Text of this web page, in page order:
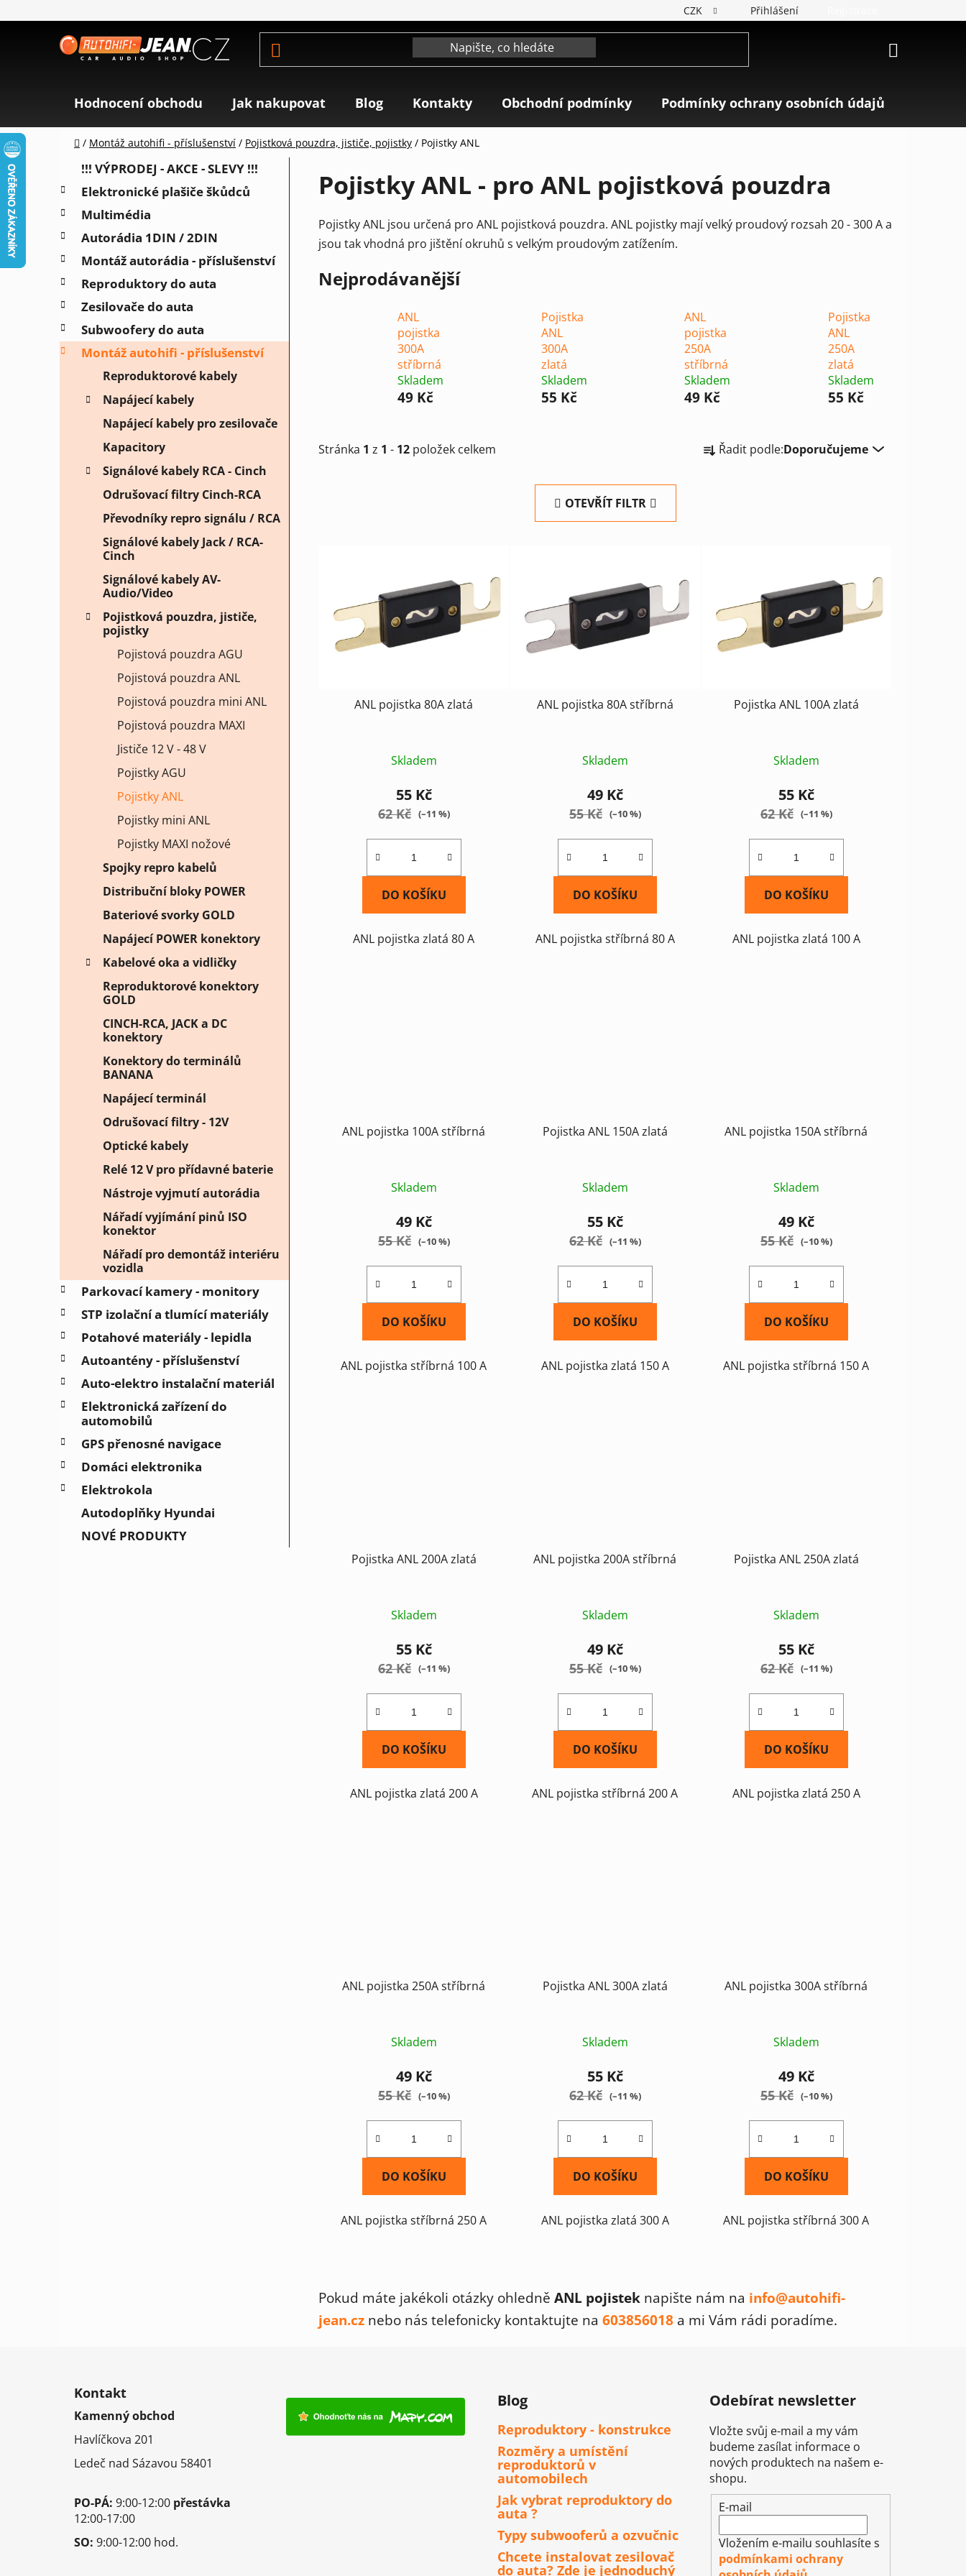
na
CZK Přihlášení
Hodnocení obchodu Jak nakupovat Blog Kontakty Obchodní podmínky Podmínky ochrany osobních údajů
Domů
/ Montáž autohifi - příslušenství / Pojistková pouzdra, jističe, pojistky / Pojistky ANL
o
s
t
r
a
n
n
í
p
a
Přeskočit
t
e
g
o
r
i
e
!!! VÝPRODEJ - AKCE - SLEVY !!!
Elektronické plašiče škůdců
Multimédia
Autorádia 1DIN / 2DIN
Montáž autorádia - příslušenství
Reproduktory do auta
Zesilovače do auta
Subwoofery do auta
Montáž autohifi - příslušenství
Reproduktorové kabely
Napájecí kabely
Napájecí kabely pro zesilovače
Kapacitory
Signálové kabely RCA - Cinch
Odrušovací filtry Cinch-RCA
Převodníky repro signálu / RCA
Signálové kabely Jack / RCA-
Cinch
Signálové kabely AV-
Audio/Video
Pojistková pouzdra, jističe,
pojistky
Pojistová pouzdra AGU
Pojistová pouzdra ANL
Pojistová pouzdra mini ANL
Pojistová pouzdra MAXI
Jističe 12 V - 48 V
Pojistky AGU
Pojistky ANL
Pojistky mini ANL
Pojistky MAXI nožové
Spojky repro kabelů
Distribuční bloky POWER
Bateriové svorky GOLD
Napájecí POWER konektory
Kabelové oka a vidličky
Reproduktorové konektory
GOLD
CINCH-RCA, JACK a DC
konektory
Konektory do terminálů
BANANA
Napájecí terminál
Odrušovací filtry - 12V
Optické kabely
Relé 12 V pro přídavné baterie
Nástroje vyjmutí autorádia
Nářadí vyjímání pinů ISO
konektor
Nářadí pro demontáž interiéru
vozidla
Parkovací kamery - monitory
STP izolační a tlumící materiály
Potahové materiály - lepidla
Autoantény - příslušenství
Auto-elektro instalační materiál
Elektronická zařízení do
automobilů
GPS přenosné navigace
Domáci elektronika
Elektrokola
Autodoplňky Hyundai
NOVÉ PRODUKTY
Pojistky ANL - pro ANL pojistková pouzdra
Pojistky ANL jsou určená pro ANL pojistková pouzdra. ANL pojistky mají velký proudový rozsah 20 - 300 A a
jsou tak vhodná pro jištění okruhů s velkým proudovým zatížením.
Nejprodávanější
ANL
pojistka
300A
stříbrná
Skladem
49 Kč
Pojistka
ANL
300A
zlatá
Skladem
55 Kč
ANL
pojistka
250A
stříbrná
Skladem
49 Kč
Pojistka
ANL
250A
zlatá
Skladem
55 Kč
Stránka 1 z 1 - 12 položek celkem a Řadit podle:Doporučujeme
OTEVŘÍT FILTR
ANL pojistka 80A zlatá
Skladem
55 Kč
62 Kč (–11 %)
DO KOŠÍKU
ANL pojistka zlatá 80 A
ANL pojistka 80A stříbrná
Skladem
49 Kč
55 Kč (–10 %)
DO KOŠÍKU
ANL pojistka stříbrná 80 A
Pojistka ANL 100A zlatá
Skladem
55 Kč
62 Kč (–11 %)
DO KOŠÍKU
ANL pojistka zlatá 100 A
ANL pojistka 100A stříbrná
Skladem
49 Kč
55 Kč (–10 %)
DO KOŠÍKU
ANL pojistka stříbrná 100 A
Pojistka ANL 150A zlatá
Skladem
55 Kč
62 Kč (–11 %)
DO KOŠÍKU
ANL pojistka zlatá 150 A
ANL pojistka 150A stříbrná
Skladem
49 Kč
55 Kč (–10 %)
DO KOŠÍKU
ANL pojistka stříbrná 150 A
Pojistka ANL 200A zlatá
Skladem
55 Kč
62 Kč (–11 %)
DO KOŠÍKU
ANL pojistka zlatá 200 A
ANL pojistka 200A stříbrná
Skladem
49 Kč
55 Kč (–10 %)
DO KOŠÍKU
ANL pojistka stříbrná 200 A
Pojistka ANL 250A zlatá
Skladem
55 Kč
62 Kč (–11 %)
DO KOŠÍKU
ANL pojistka zlatá 250 A
ANL pojistka 250A stříbrná
Skladem
49 Kč
55 Kč (–10 %)
DO KOŠÍKU
ANL pojistka stříbrná 250 A
Pojistka ANL 300A zlatá
Skladem
55 Kč
62 Kč (–11 %)
DO KOŠÍKU
ANL pojistka zlatá 300 A
ANL pojistka 300A stříbrná
Skladem
49 Kč
55 Kč (–10 %)
DO KOŠÍKU
ANL pojistka stříbrná 300 A
l
á
v
k
y
ý
p
s
u
Pokud máte jakékoli otázky ohledně ANL pojistek napište nám na info@autohifi-
jean.cz nebo nás telefonicky kontaktujte na 603856018 a mi Vám rádi poradíme.
Kontakt
Kamenný obchod
Havlíčkova 201
Ledeč nad Sázavou 58401
PO-PÁ: 9:00-12:00 přestávka
12:00-17:00
SO: 9:00-12:00 hod.
Blog
Reproduktory - konstrukce
Rozměry a umístění
reproduktorů v
automobilech
Jak vybrat reproduktory do
auta ?
Typy subwooferů a ozvučnic
Chcete instalovat zesilovač
do auta? Zde je jednoduchý
Odebírat newsletter
Vložte svůj e-mail a my vám
budeme zasílat informace o
nových produktech na našem e-
shopu.
E-mail
Vložením e-mailu souhlasíte s
podmínkami ochrany